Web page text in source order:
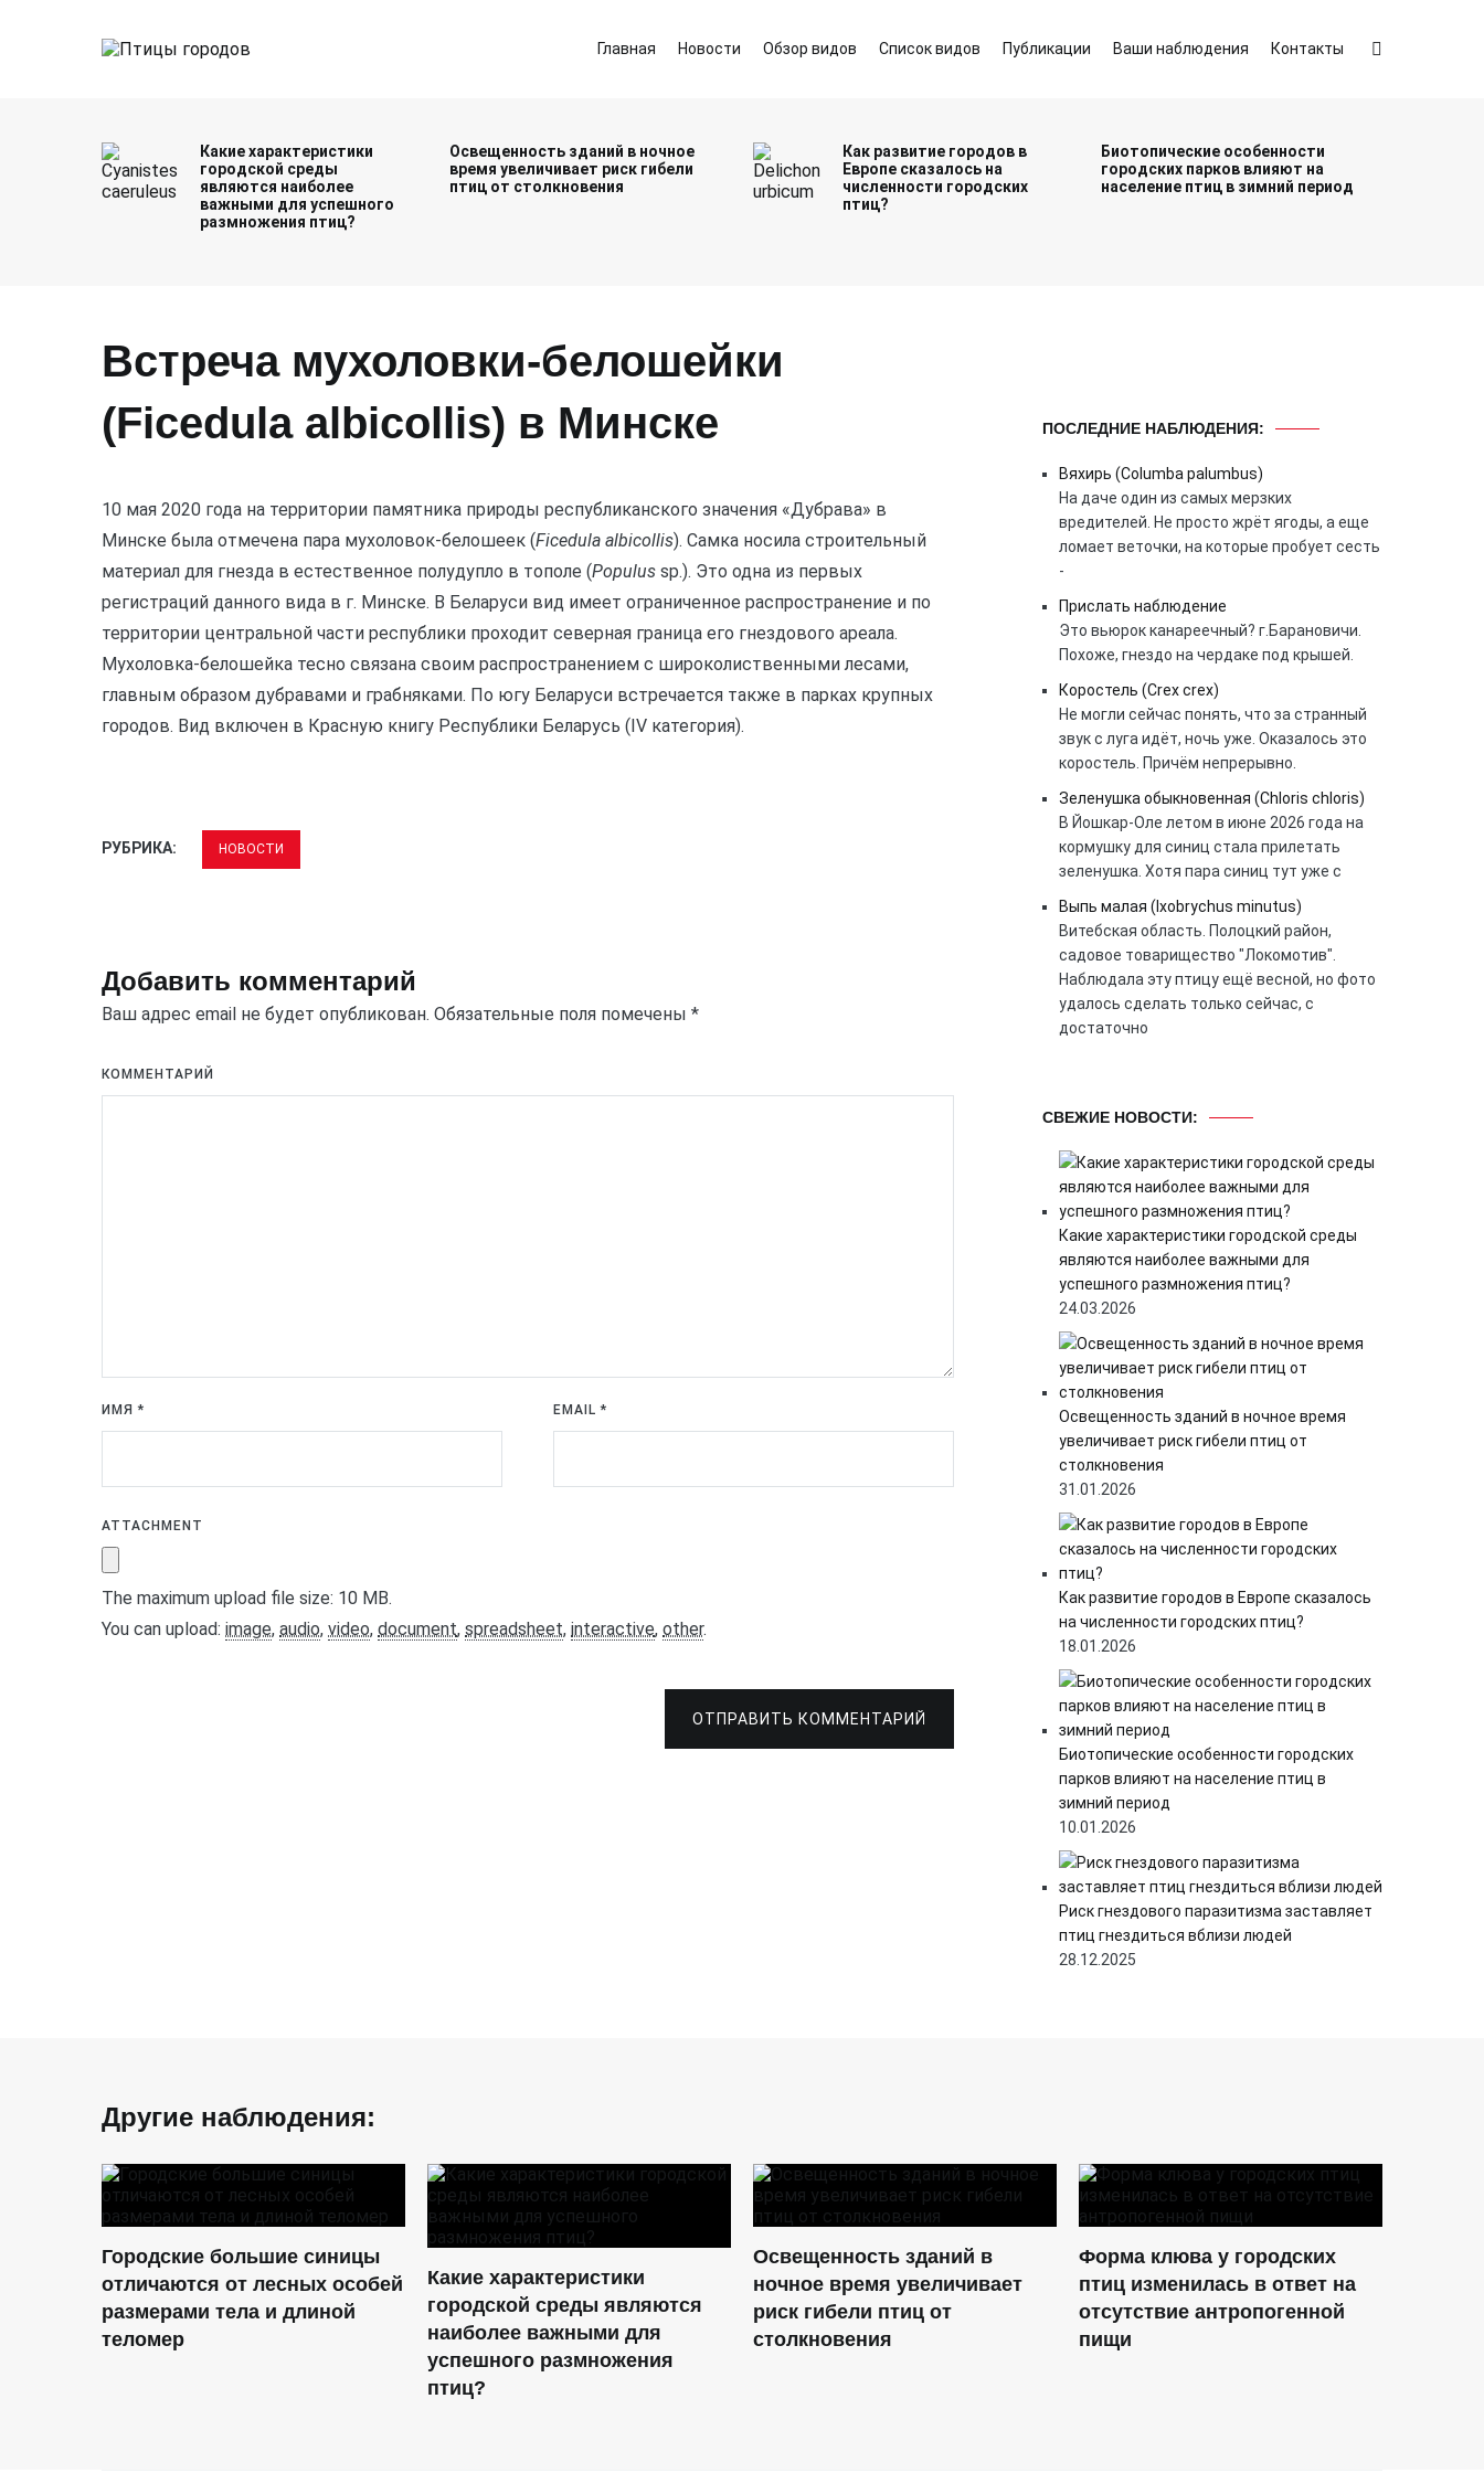
содержимому
Главная Новости Обзор видов Список видов Публикации Ваши наблюдения Контакты
Какие характеристики
городской среды
являются наиболее
важными для успешного
размножения птиц?
Освещенность зданий в ночное
время увеличивает риск гибели
птиц от столкновения
Как развитие городов в
Европе сказалось на
численности городских
птиц?
Биотопические особенности
городских парков влияют на
население птиц в зимний период
Встреча мухоловки-белошейки
(Ficedula albicollis) в Минске
10 мая 2020 года на территории памятника природы республиканского значения «Дубрава» в
Минске была отмечена пара мухоловок-белошеек (Ficedula albicollis). Самка носила строительный
материал для гнезда в естественное полудупло в тополе (Populus sp.). Это одна из первых
регистраций данного вида в г. Минске. В Беларуси вид имеет ограниченное распространение и по
территории центральной части республики проходит северная граница его гнездового ареала.
Мухоловка-белошейка тесно связана своим распространением с широколиственными лесами,
главным образом дубравами и грабняками. По югу Беларуси встречается также в парках крупных
городов. Вид включен в Красную книгу Республики Беларусь (IV категория).
РУБРИКА: НОВОСТИ
Добавить комментарий
Ваш адрес email не будет опубликован. Обязательные поля помечены *
КОММЕНТАРИЙ
ИМЯ* EMAIL*
ATTACHMENT
The maximum upload file size: 10 MB.
You can upload: image, audio, video, document, spreadsheet, interactive, other.
ОТПРАВИТЬ КОММЕНТАРИЙ
ПОСЛЕДНИЕ НАБЛЮДЕНИЯ:
Вяхирь (Columba palumbus)
На даче один из самых мерзких
вредителей. Не просто жрёт ягоды, а еще
ломает веточки, на которые пробует сесть
-
Прислать наблюдение
Это вьюрок канареечный? г.Барановичи.
Похоже, гнездо на чердаке под крышей.
Коростель (Crex crex)
Не могли сейчас понять, что за странный
звук с луга идёт, ночь уже. Оказалось это
коростель. Причём непрерывно.
Зеленушка обыкновенная (Chloris chloris)
В Йошкар-Оле летом в июне 2026 года на
кормушку для синиц стала прилетать
зеленушка. Хотя пара синиц тут уже с
Выпь малая (Ixobrychus minutus)
Витебская область. Полоцкий район,
садовое товарищество "Локомотив".
Наблюдала эту птицу ещё весной, но фото
удалось сделать только сейчас, с
достаточно
СВЕЖИЕ НОВОСТИ:
Какие характеристики городской среды
являются наиболее важными для
успешного размножения птиц?
24.03.2026
Освещенность зданий в ночное время
увеличивает риск гибели птиц от
столкновения
31.01.2026
Как развитие городов в Европе сказалось
на численности городских птиц?
18.01.2026
Биотопические особенности городских
парков влияют на население птиц в
зимний период
10.01.2026
Риск гнездового паразитизма заставляет
птиц гнездиться вблизи людей
28.12.2025
Другие наблюдения:
Городские большие синицы
отличаются от лесных особей
размерами тела и длиной
теломер
Какие характеристики
городской среды являются
наиболее важными для
успешного размножения
птиц?
Освещенность зданий в
ночное время увеличивает
риск гибели птиц от
столкновения
Форма клюва у городских
птиц изменилась в ответ на
отсутствие антропогенной
пищи